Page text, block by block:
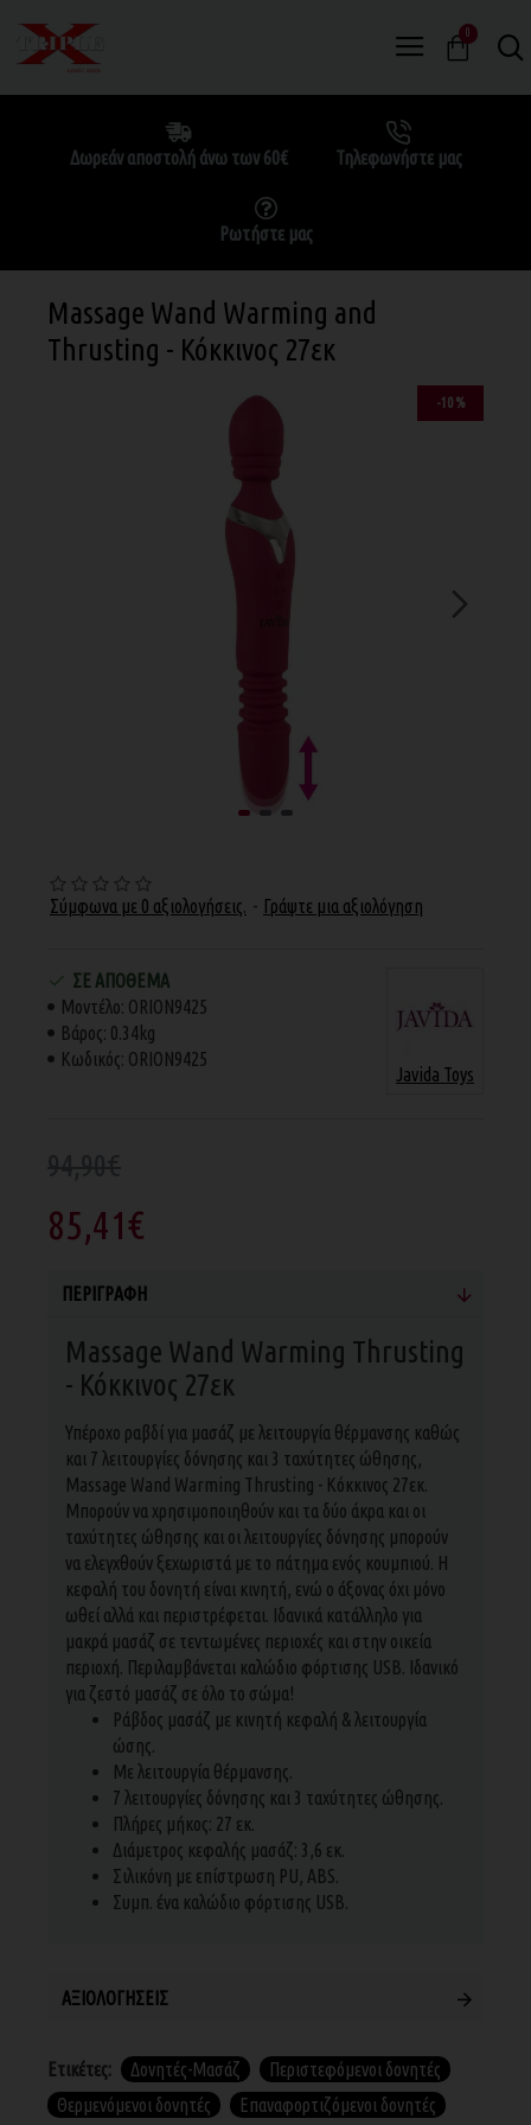
0
Δωρεάν αποστολή άνω των 60€ Τηλεφωνήστε μας
Ρωτήστε μας
Massage Wand Warming and
Thrusting - Κόκκινος 27εκ
-10 %
Σύμφωνα με 0 αξιολογήσεις. - Γράψτε μια αξιολόγηση
85,41€
ΣΕ ΑΠΌΘΕΜΑ
Μοντέλο: ORION9425
Βάρος: 0.34kg
Κωδικός: ORION9425
Javida Toys
ΠΕΡΙΓΡΑΦΉ
Massage Wand Warming Thrusting
- Κόκκινος 27εκ
Υπέροχο ραβδί για μασάζ με λειτουργία θέρμανσης καθώς
και 7 λειτουργίες δόνησης και 3 ταχύτητες ώθησης,
Massage Wand Warming Thrusting - Κόκκινος 27εκ.
Μπορούν να χρησιμοποιηθούν και τα δύο άκρα και οι
ταχύτητες ώθησης και οι λειτουργίες δόνησης μπορούν
να ελεγχθούν ξεχωριστά με το πάτημα ενός κουμπιού. Η
κεφαλή του δονητή είναι κινητή, ενώ ο άξονας όχι μόνο
ωθεί αλλά και περιστρέφεται. Ιδανικά κατάλληλο για
μακρά μασάζ σε τεντωμένες περιοχές και στην οικεία
περιοχή. Περιλαμβάνεται καλώδιο φόρτισης USB. Ιδανικό
για ζεστό μασάζ σε όλο το σώμα!
Ράβδος μασάζ με κινητή κεφαλή & λειτουργία
ώσης.
Με λειτουργία θέρμανσης.
7 λειτουργίες δόνησης και 3 ταχύτητες ώθησης.
Πλήρες μήκος: 27 εκ.
Διάμετρος κεφαλής μασάζ: 3,6 εκ.
Σιλικόνη με επίστρωση PU, ABS.
Συμπ. ένα καλώδιο φόρτισης USB.
ΑΞΙΟΛΟΓΉΣΕΙΣ
Ετικέτες: Δονητές-Μασάζ
Περιστεφόμενοι δονητές
Θερμενόμενοι δονητές
Επαναφορτιζόμενοι δονητές